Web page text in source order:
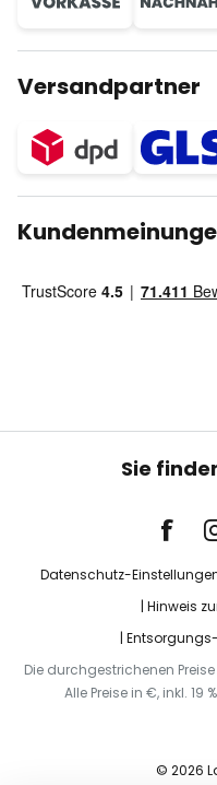
Versandpartner
Sie
Datenschutz-
Hinweis
Die durchgestrichenen
Alle Preise in €, inkl. 19
© 2026